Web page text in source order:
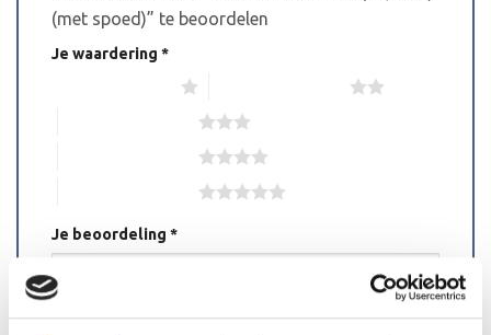
(met spoed)” te beoordelen
Je waardering *
Je beoordeling *